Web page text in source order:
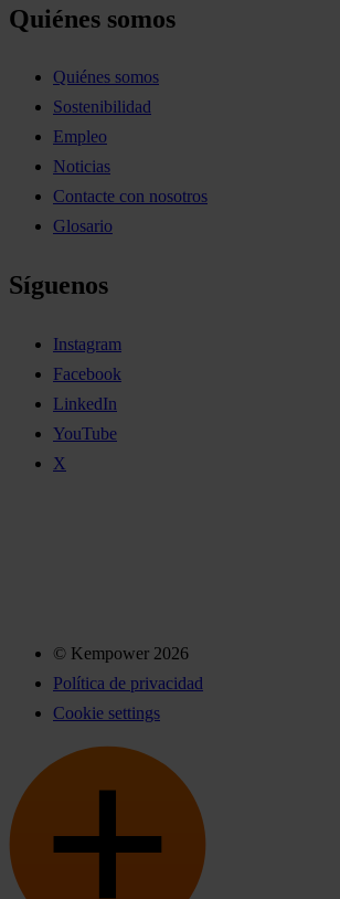
Quiénes somos
Quiénes somos
Sostenibilidad
Empleo
Noticias
Contacte con nosotros
Glosario
Síguenos
Instagram
Facebook
LinkedIn
YouTube
X
© Kempower 2026
Política de privacidad
Cookie settings